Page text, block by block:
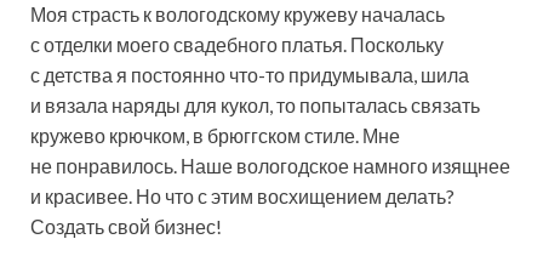
Моя страсть к вологодскому кружеву началась
с отделки моего свадебного платья. Поскольку
с детства я постоянно что-то придумывала, шила
и вязала наряды для кукол, то попыталась связать
кружево крючком, в брюггском стиле. Мне
не понравилось. Наше вологодское намного изящнее
и красивее. Но что с этим восхищением делать?
Создать свой бизнес!